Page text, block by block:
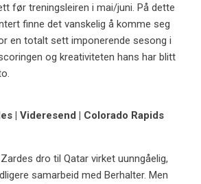
før treningsleiren i mai/juni. På dette
finne det vanskelig å komme seg
en totalt sett imponerende sesong i
og kreativiteten hans har blitt
| Videresend | Colorado Rapids
dro til Qatar virket uunngåelig,
samarbeid med Berhalter. Men